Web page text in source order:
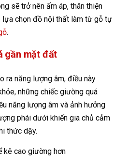
sẽ trở nên ấm áp, thân thiện
lựa chọn đồ nội thất làm từ gỗ tự
.
gần mặt đất
ra năng lượng âm, điều này
những chiếc giường quá
năng lượng âm và ảnh hưởng
phái dưới khiến gia chủ cảm
thức dậy.
kê cao giường hơn